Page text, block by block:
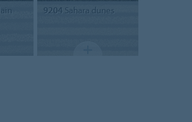
9204Sahara dunes